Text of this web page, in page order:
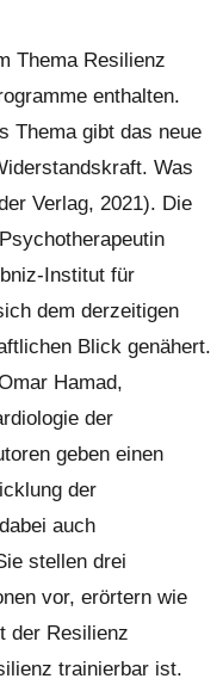
Thema Resilienz
enthalten.
Thema gibt das neue
Was
Verlag, 2021). Die
Institut für
dem derzeitigen
Blick genähert.
Hamad,
der
geben einen
der
auch
stellen drei
vor, erörtern wie
der Resilienz
trainierbar ist.